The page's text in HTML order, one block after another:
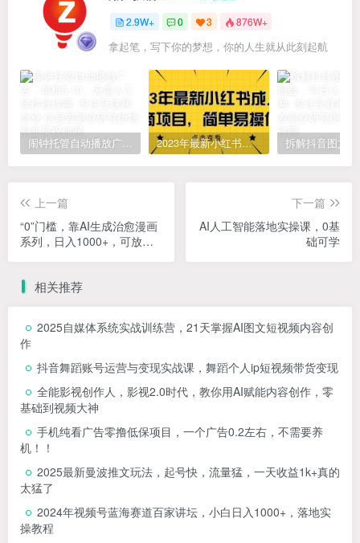
2.9W+ 0 3 876W+
拿起笔，写下你的梦想，你的人生就从此刻起航
闹钟托管自动播放广告，单机5-10，无需人工操作 2023年最新小红书成人电商项目，简单易操作【详细教程】
上一篇
“0”门槛，靠AI生成治愈漫画
系列，日入1000+，可放大
下一篇
AI人工智能落地实操课，0基
础可学
相关推荐
2025自媒体系统实战训练营，21天掌握AI图文短视频内容创
作
抖音舞蹈账号运营与变现实战课，舞蹈个人ip短视频带货变现
全能影视创作人，影视2.0时代，教你用AI赋能内容创作，​零
基础到视频大神
手机纯看广告零撸低保项目，一个广告0.2左右，不需要养
机！！
2025最新曼波推文玩法，起号快，流量猛，一天收益1k+真的
太猛了
2024年视频号蓝海赛道百家讲坛，小白日入1000+，落地实
操教程